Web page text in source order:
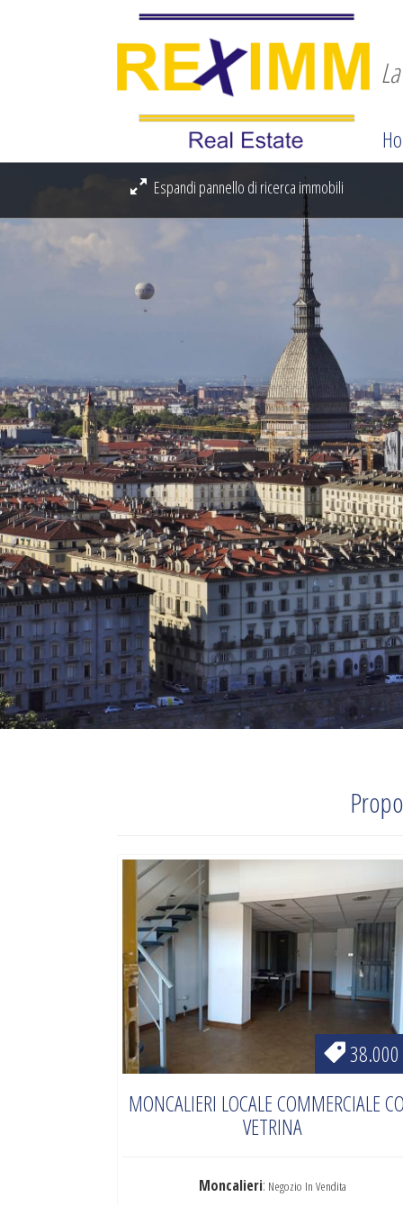
Espandi pannello di ricerca immobili
MONCALIERI LOCALE COMMERCIALE
VETRINA
Moncalieri: Negozio In Vendita